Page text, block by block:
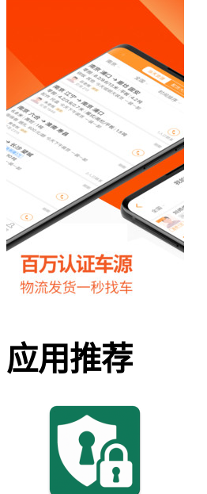
应用推荐